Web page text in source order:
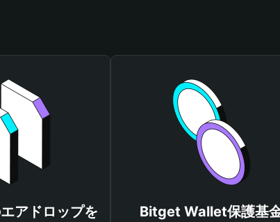
アドロップを
Bitget Wallet保護基